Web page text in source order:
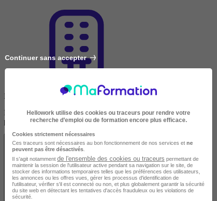
En présentiel
Découvrez les localités disponibles pour suivre cette formation en
présentiel.
Continuer sans accepter
Hellowork utilise des cookies ou traceurs pour rendre votre
recherche d’emploi ou de formation encore plus efficace.
Cookies strictement nécessaires
Ces traceurs sont nécessaires au bon fonctionnement de nos services et ne
peuvent pas être désactivés
Il s'agit notamment de l'ensemble des cookies ou traceurs permettant de
maintenir la session de l'utilisateur active pendant sa navigation sur le site, de
stocker des informations temporaires telles que les préférences des utilisateurs,
les annonces ou les offres vues, gérer les processus d'identification de
l'utilisateur, vérifier s'il est connecté ou non, et plus globalement garantir la sécurité
du site web en détectant les tentatives d'accès frauduleux ou les violations de
sécurité.